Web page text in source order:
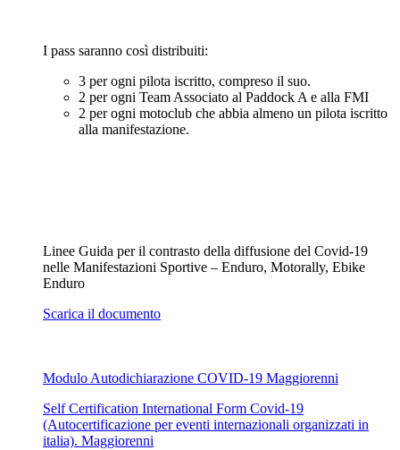
I pass saranno così distribuiti:
3 per ogni pilota iscritto, compreso il suo.
2 per ogni Team Associato al Paddock A e alla FMI
2 per ogni motoclub che abbia almeno un pilota iscritto
alla manifestazione.
Linee Guida per il contrasto della diffusione del Covid-19
nelle Manifestazioni Sportive – Enduro, Motorally, Ebike
Enduro
Scarica il documento
Modulo Autodichiarazione COVID-19 Maggiorenni
Self Certification International Form Covid-19
(Autocertificazione per eventi internazionali organizzati in
italia). Maggiorenni